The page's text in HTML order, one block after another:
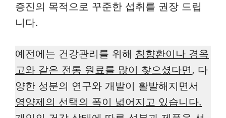
증진의 목적으로 꾸준한 섭취를 권장 드립
니다.
예전에는 건강관리를 위해 침향환이나 경옥
고와 같은 전통 원료를 많이 찾으셨다면 , 다
양한 성분의 연구와 개발이 활발해지면서
영양제의 선택의 폭이 넓어지고 있습니다.